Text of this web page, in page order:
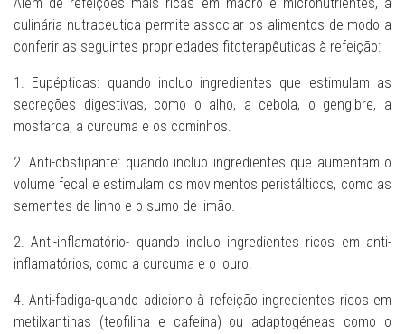
culinária nutraceutica permite associar os alimentos de modo a
conferir as seguintes propriedades fitoterapêuticas à refeição:
1. Eupépticas: quando incluo ingredientes que estimulam as
secreções digestivas, como o alho, a cebola, o gengibre, a
mostarda, a curcuma e os cominhos.
2. Anti-obstipante: quando incluo ingredientes que aumentam o
volume fecal e estimulam os movimentos peristálticos, como as
sementes de linho e o sumo de limão.
2. Anti-inflamatório- quando incluo ingredientes ricos em anti-
inflamatórios, como a curcuma e o louro.
4. Anti-fadiga-quando adiciono à refeição ingredientes ricos em
metilxantinas (teofilina e cafeína) ou adaptogéneas como o